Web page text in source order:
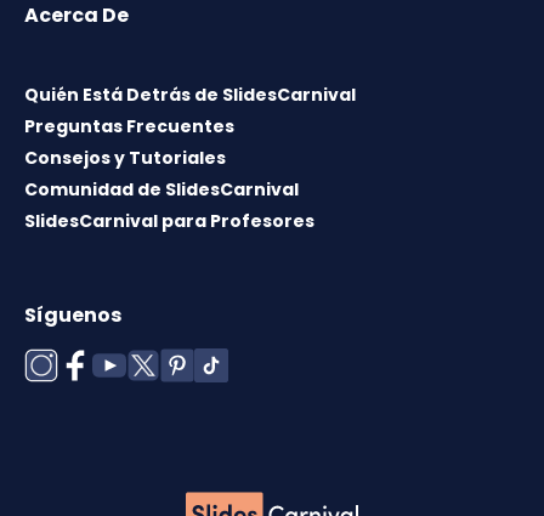
Acerca De
Quién Está Detrás de SlidesCarnival
Preguntas Frecuentes
Consejos y Tutoriales
Comunidad de SlidesCarnival
SlidesCarnival para Profesores
Síguenos